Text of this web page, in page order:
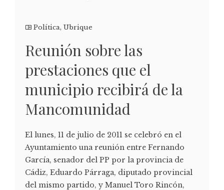
Política, Ubrique
Reunión sobre las
prestaciones que el
municipio recibirá de la
Mancomunidad
El lunes, 11 de julio de 2011 se celebró en el
Ayuntamiento una reunión entre Fernando
García, senador del PP por la provincia de
Cádiz, Eduardo Párraga, diputado provincial
del mismo partido, y Manuel Toro Rincón,